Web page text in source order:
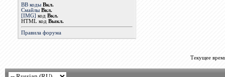
BB коды Вкл.
Смайлы Вкл.
[IMG] код Вкл.
HTML код Выкл.
Правила форума
Текущее